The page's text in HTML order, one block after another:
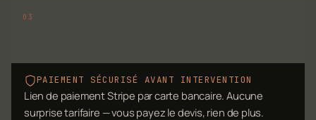
PAIEMENT SÉCURISÉ AVANT INTERVENTION
Lien de paiement Stripe par carte bancaire. Aucune
surprise tarifaire — vous payez le devis, rien de plus.